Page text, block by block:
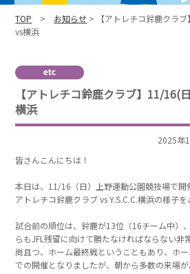
TOP > お知らせ > 【アトレチコ鈴鹿クラ
vs横浜
【アトレチコ鈴鹿クラブ】11/16(
横浜
2025年
皆さんこんにちは！
本日は、11/16（日）上野運動公園競技場で開
アトレチコ鈴鹿クラブ vs Y.S.C.C.横浜の様子を
試合前の順位は、鈴鹿が13位（16チーム中）
らもJFL残留に向けて勝たなければならない非
尚且つ、ホーム最終戦ということもあり、ホ
での開催となりましたが、朝から多数の来場が